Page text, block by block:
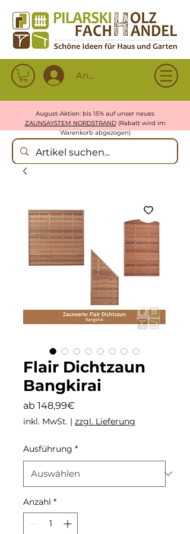
Anmelden
August-Aktion: bis 15% auf unser neues
ZAUNSAYSTEM NORDSTRAND(Rabatt wird im
Warenkorb abgezogen)
Flair Dichtzaun
Bangkirai
ab 148,99€
Preis
inkl. MwSt. | zzgl. Lieferung
Ausführung *
Anzahl *